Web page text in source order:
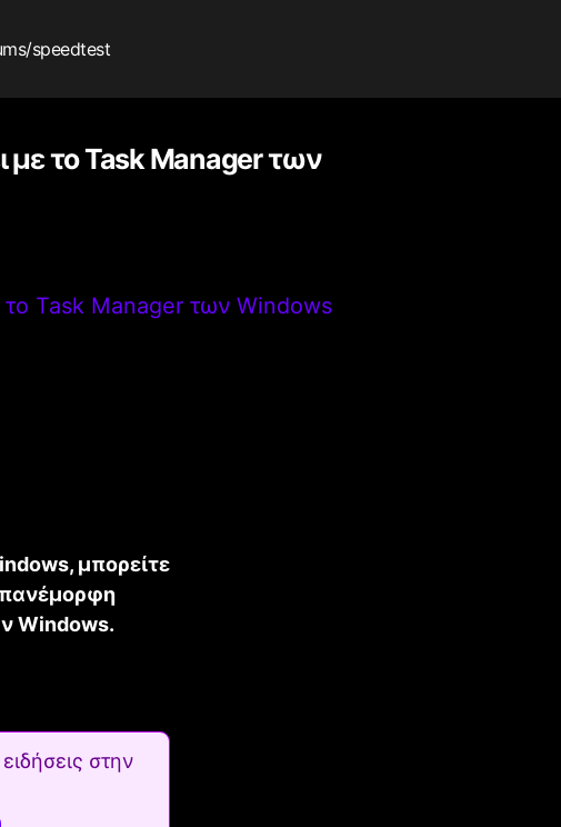
/speedtest
με το Task Manager των
Task Manager των Windows
μπορείτε
πανέμορφη
Windows.
στην